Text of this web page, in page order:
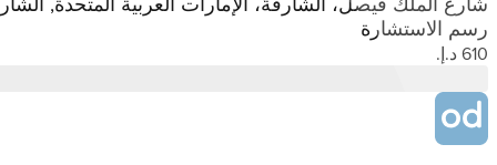
رسم الاستشارة